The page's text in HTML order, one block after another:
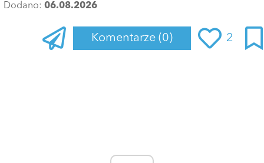
Dodano: 06.08.2026
Komentarze (0) 2